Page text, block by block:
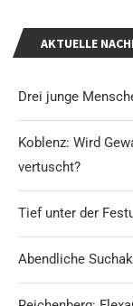
AKTUELLE
Drei junge
Koblenz: Wird
vertuscht?
Tief unter der
Abendliche